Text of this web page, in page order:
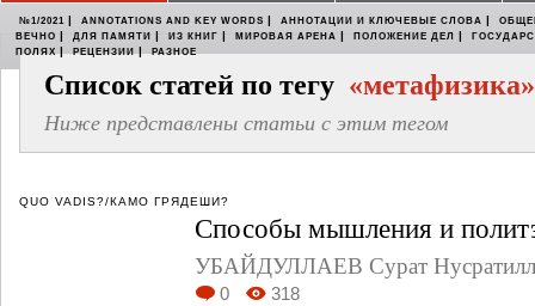
№1/2021 | ANNOTATIONS AND KEY WORDS | АННОТАЦИИ И КЛЮЧЕВЫЕ СЛОВА |
ВЕЧНО | ДЛЯ ПАМЯТИ | ИЗ КНИГ | МИРОВАЯ АРЕНА | ПОЛОЖЕНИЕ ДЕЛ |
ПОЛЯХ | РЕЦЕНЗИИ | РАЗНОЕ
Список статей по тегу «метафизика»
Ниже представлены статьи с этим тегом
QUO VADIS?/КАМО ГРЯДЕШИ?
Способы мышления и
УБАЙДУЛЛАЕВ Сурат
0 318